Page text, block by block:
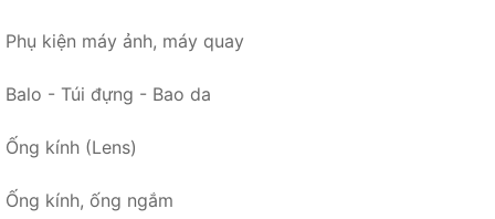
Phụ kiện máy ảnh, máy quay
Balo - Túi đựng - Bao da
Ống kính (Lens)
Ống kính, ống ngắm